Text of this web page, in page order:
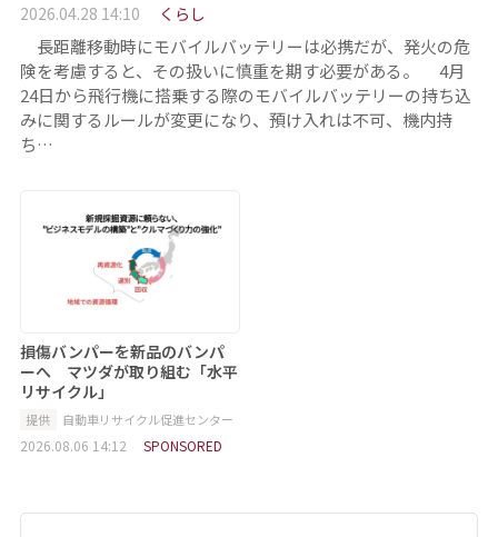
2026.04.28 14:10 くらし
長距離移動時にモバイルバッテリーは必携だが、発火の危
険を考慮すると、その扱いに慎重を期す必要がある。 4月
24日から飛行機に搭乗する際のモバイルバッテリーの持ち込
みに関するルールが変更になり、預け入れは不可、機内持
ち…
損傷バンパーを新品のバンパ
ーへ マツダが取り組む「水平
リサイクル」
提供 自動車リサイクル促進センター
2026.08.06 14:12 SPONSORED